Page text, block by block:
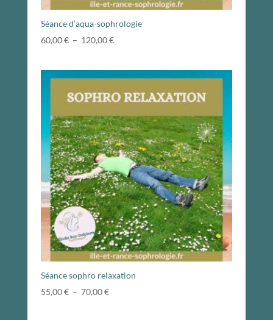
Séance d’aqua-sophrologie
60,00€ – 120,00€Plage
prix :
à
120,00 €
Séance sophro relaxation
55,00€ – 70,00€Plage